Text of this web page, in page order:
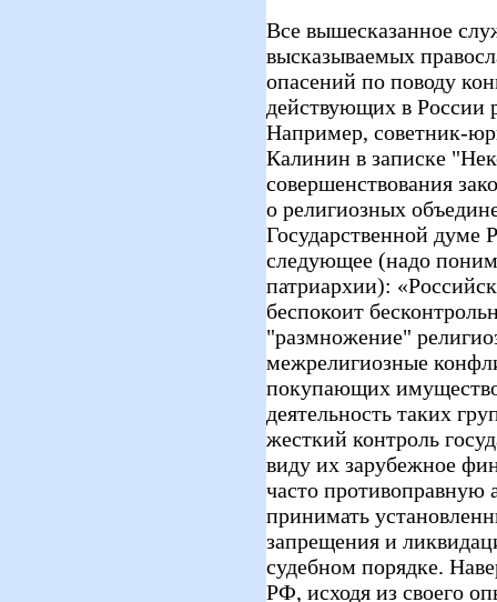
Все вышесказанное
высказываемых
опасений по поводу
действующих в России
Например, советник-
Калинин в записке
совершенствования
о религиозных
Государственной
следующее (надо
патриархии):
беспокоит
"размножение"
межрелигиозные
покупающих
деятельность таких
жесткий контроль
виду их зарубежное
часто противоправную
принимать
запрещения и
судебном порядке.
РФ, исходя из своего